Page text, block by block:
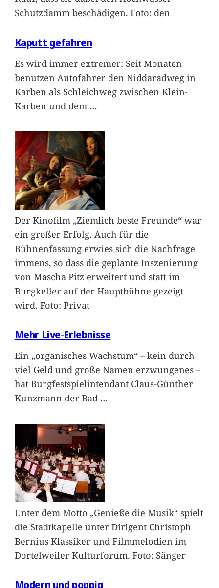
Schutzdamm beschädigen. Foto: den
Kaputt gefahren
Es wird immer extremer: Seit Monaten
benutzen Autofahrer den Niddaradweg in
Karben als Schleichweg zwischen Klein-
Karben und dem …
Der Kinofilm „Ziemlich beste Freunde“ war
ein großer Erfolg. Auch für die
Bühnenfassung erwies sich die Nachfrage
immens, so dass die geplante Inszenierung
von Mascha Pitz erweitert und statt im
Burgkeller auf der Hauptbühne gezeigt
wird. Foto: Privat
Mehr Live-Erlebnisse
Ein „organisches Wachstum“ – kein durch
viel Geld und große Namen erzwungenes –
hat Burgfestspielintendant Claus-Günther
Kunzmann der Bad …
Unter dem Motto „Genieße die Musik“ spielt
die Stadtkapelle unter Dirigent Christoph
Bernius Klassiker und Filmmelodien im
Dortelweiler Kulturforum. Foto: Sänger
Modern und poppig